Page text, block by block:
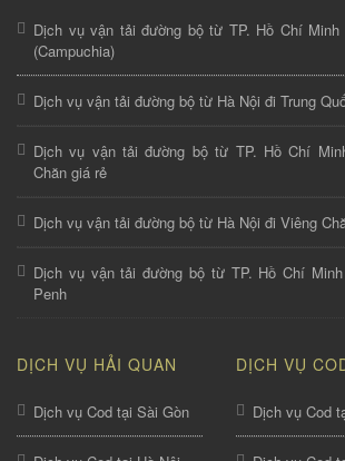
Dịch vụ vận tải đường bộ từ TP. Hồ Chí Minh
(Campuchia)
Dịch vụ vận tải đường bộ từ Hà Nội đi Trung
Dịch vụ vận tải đường bộ từ TP. Hồ Chí
Chăn giá rẻ
Dịch vụ vận tải đường bộ từ Hà Nội đi Viêng
Dịch vụ vận tải đường bộ từ TP. Hồ Chí
Penh
DỊCH VỤ HẢI QUAN
Dịch vụ Cod tại Sài Gòn
DỊCH VỤ
Dịch vụ Cod